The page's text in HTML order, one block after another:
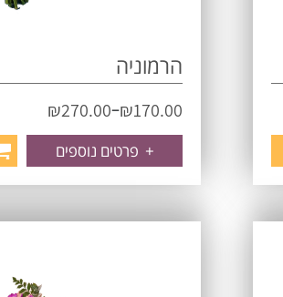
הרמוניה
₪170.00
–
₪270.00
+ פרטים נוספים